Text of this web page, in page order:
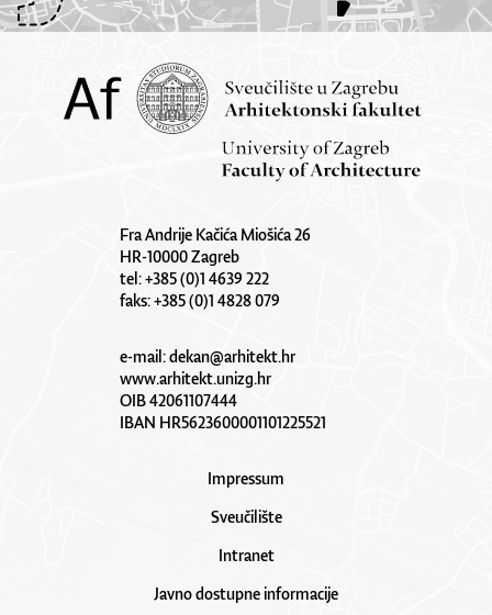
Fra Andrije Kačića Miošića 26
HR-10000 Zagreb
tel: +385 (0)1 4639 222
faks: +385 (0)1 4828 079
e-mail:dekan@arhitekt.hr
www.arhitekt.unizg.hr
OIB 42061107444
IBAN HR5623600001101225521
Impressum
Sveučilište
Intranet
Javno dostupne informacije